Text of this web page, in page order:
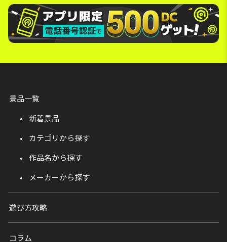
景品一覧
新着景品
カテゴリから探す
作品名から探す
メーカーから探す
遊び方攻略
コラム